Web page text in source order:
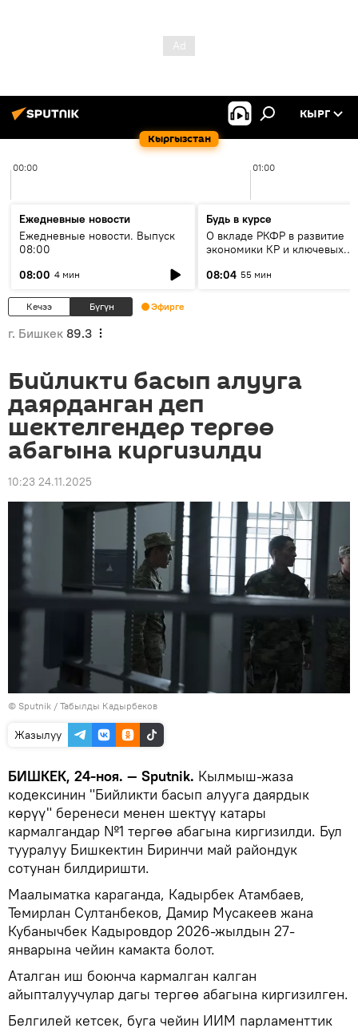
Кыргызстан
КЫРГ
00:00 01:00
Ежедневные новости
Ежедневные новости. Выпуск
08:00
08:00 4 мин
Будь в курсе
О вкладе РКФР в развитие
экономики КР и ключевых
08:04 55 мин
Кечээ Бүгүн Эфирге
г. Бишкек 89.3
Бийликти басып алууга
даярданган деп
шектелгендер тергөө
абагына киргизилди
10:23 24.11.2025
© Sputnik / Табылды Кадырбеков
Жазылуу
БИШКЕК, 24-ноя. — Sputnik. Кылмыш-жаза
кодексинин "Бийликти басып алууга даярдык
көрүү" беренеси менен шектүү катары
кармалгандар №1 тергөө абагына киргизилди. Бул
тууралуу Бишкектин Биринчи май райондук
сотунан билдиришти.
Маалыматка караганда, Кадырбек Атамбаев,
Темирлан Султанбеков, Дамир Мусакеев жана
Кубанычбек Кадыровдор 2026-жылдын 27-
январына чейин камакта болот.
Аталган иш боюнча кармалган калган
айыпталуучулар дагы тергөө абагына киргизилген.
Белгилей кетсек, буга чейин ИИМ парламенттик